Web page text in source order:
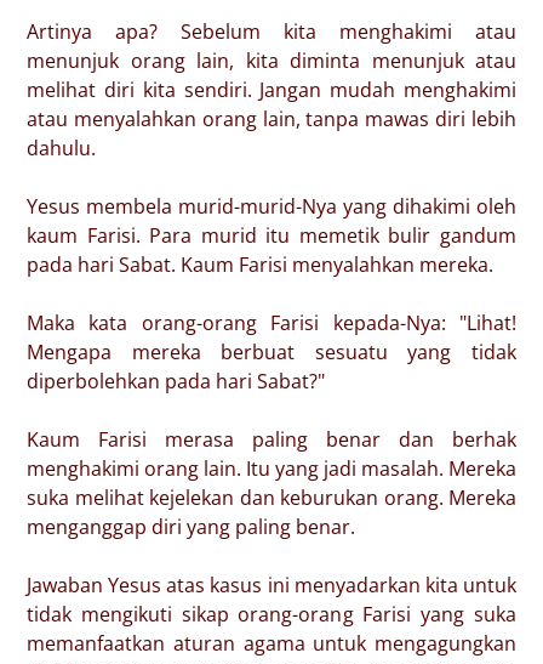
Artinya apa? Sebelum kita menghakimi atau
menunjuk orang lain, kita diminta menunjuk atau
melihat diri kita sendiri. Jangan mudah menghakimi
atau menyalahkan orang lain, tanpa mawas diri lebih
dahulu.
Yesus membela murid-murid-Nya yang dihakimi oleh
kaum Farisi. Para murid itu memetik bulir gandum
pada hari Sabat. Kaum Farisi menyalahkan mereka.
Maka kata orang-orang Farisi kepada-Nya: "Lihat!
Mengapa mereka berbuat sesuatu yang tidak
diperbolehkan pada hari Sabat?"
Kaum Farisi merasa paling benar dan berhak
menghakimi orang lain. Itu yang jadi masalah. Mereka
suka melihat kejelekan dan keburukan orang. Mereka
menganggap diri yang paling benar.
Jawaban Yesus atas kasus ini menyadarkan kita untuk
tidak mengikuti sikap orang-orang Farisi yang suka
memanfaatkan aturan agama untuk mengagungkan